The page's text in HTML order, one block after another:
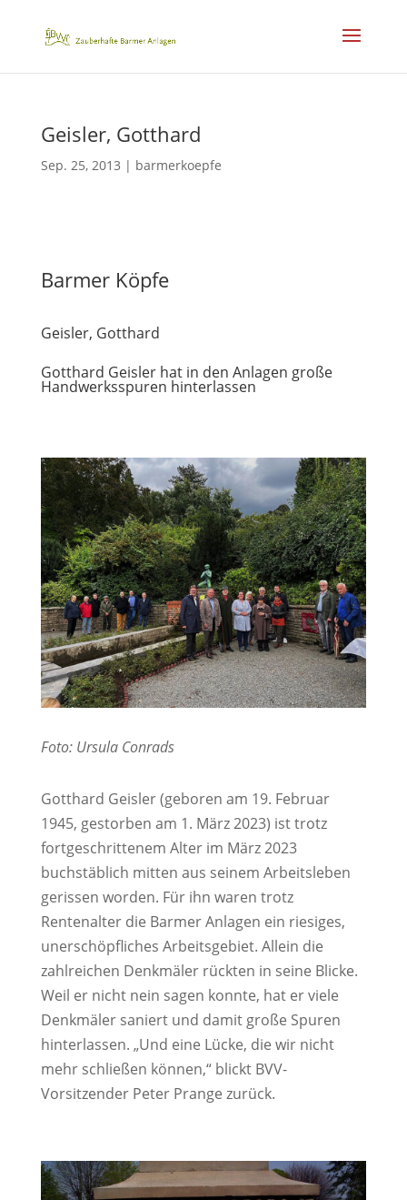
Geisler, Gotthard
Sep. 25, 2013 | barmerkoepfe
Barmer Köpfe
Geisler, Gotthard
Gotthard Geisler hat in den Anlagen große
Handwerksspuren hinterlassen
Foto: Ursula Conrads
Gotthard Geisler (geboren am 19. Februar
1945, gestorben am 1. März 2023) ist trotz
fortgeschrittenem Alter im März 2023
buchstäblich mitten aus seinem Arbeitsleben
gerissen worden. Für ihn waren trotz
Rentenalter die Barmer Anlagen ein riesiges,
unerschöpfliches Arbeitsgebiet. Allein die
zahlreichen Denkmäler rückten in seine Blicke.
Weil er nicht nein sagen konnte, hat er viele
Denkmäler saniert und damit große Spuren
hinterlassen. „Und eine Lücke, die wir nicht
mehr schließen können,“ blickt BVV-
Vorsitzender Peter Prange zurück.